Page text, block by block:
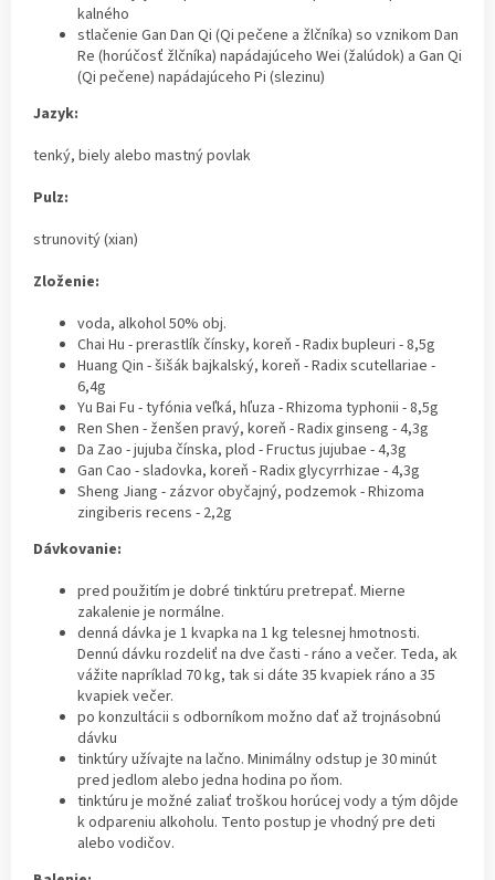
kalného
stlačenie Gan Dan Qi (Qi pečene a žlčníka) so vznikom Dan
Re (horúčosť žlčníka) napádajúceho Wei (žalúdok) a Gan Qi
(Qi pečene) napádajúceho Pi (slezinu)
Jazyk:
tenký, biely alebo mastný povlak
Pulz:
strunovitý (xian)
Zloženie:
voda, alkohol 50% obj.
Chai Hu - prerastlík čínsky, koreň - Radix bupleuri - 8,5g
Huang Qin - šišák bajkalský, koreň - Radix scutellariae -
6,4g
Yu Bai Fu - tyfónia veľká, hľuza - Rhizoma typhonii - 8,5g
Ren Shen - ženšen pravý, koreň - Radix ginseng - 4,3g
Da Zao - jujuba čínska, plod - Fructus jujubae - 4,3g
Gan Cao - sladovka, koreň - Radix glycyrrhizae - 4,3g
Sheng Jiang - zázvor obyčajný, podzemok - Rhizoma
zingiberis recens - 2,2g
Dávkovanie:
pred použitím je dobré tinktúru pretrepať. Mierne
zakalenie je normálne.
denná dávka je 1 kvapka na 1 kg telesnej hmotnosti.
Dennú dávku rozdeliť na dve časti - ráno a večer. Teda, ak
vážite napríklad 70 kg, tak si dáte 35 kvapiek ráno a 35
kvapiek večer.
po konzultácii s odborníkom možno dať až trojnásobnú
dávku
tinktúry užívajte na lačno. Minimálny odstup je 30 minút
pred jedlom alebo jedna hodina po ňom.
tinktúru je možné zaliať troškou horúcej vody a tým dôjde
k odpareniu alkoholu. Tento postup je vhodný pre deti
alebo vodičov.